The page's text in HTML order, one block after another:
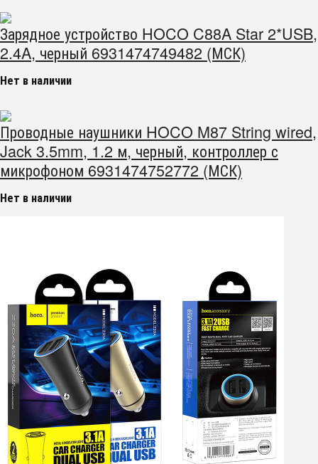
Зарядное устройство HOCO C88A Star 2*USB,
2.4A, черный 6931474749482 (МСК)
Нет в наличии
Проводные наушники HOCO M87 String wired,
Jack 3.5mm, 1.2 м, черный, контроллер с
микрофоном 6931474752772 (МСК)
Нет в наличии